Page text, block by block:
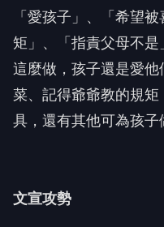
「愛孩子」、「希望
矩」、「指責父母不
這麼做，孩子還是愛
菜、記得爺爺教的規
具，還有其他可為孩子
文宣攻勢